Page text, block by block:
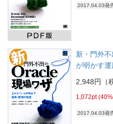
2017.04.03発
新・門外
が明かす運
2,948円（
1,072pt
2017.04.03発